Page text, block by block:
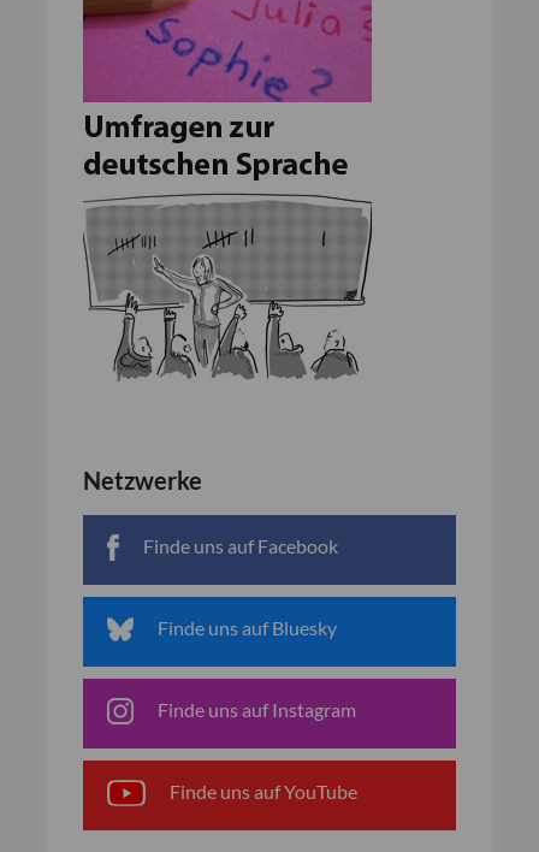
Netzwerke
Finde uns auf Facebook
Finde uns auf Bluesky
Finde uns auf Instagram
Finde uns auf YouTube